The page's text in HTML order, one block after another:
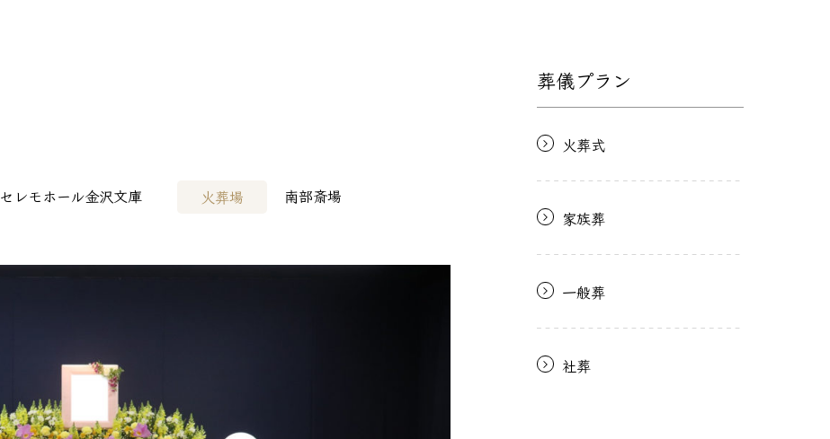
セレモホール金沢文庫 火葬場 南部斎場
葬儀プラン
火葬式
家族葬
一般葬
社葬